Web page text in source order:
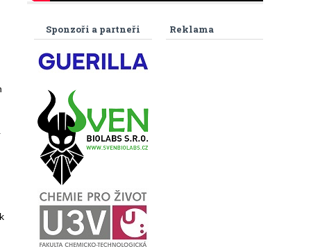
Reklama
Sponzoři a partneři